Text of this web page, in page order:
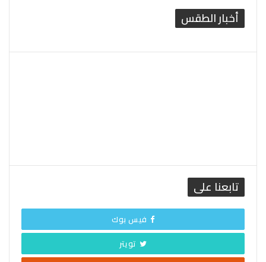
أخبار الطقس
تابعنا على
فيس بوك
تويتر